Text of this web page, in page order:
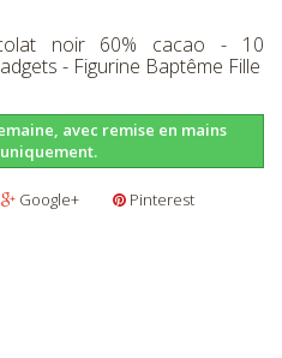
noir 60% cacao - 10
- Figurine Baptême Fille
avec remise en mains
Google+ Pinterest